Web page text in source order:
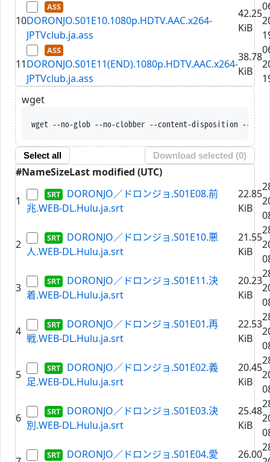
10DORONJO.S01E10.1080p.HDTV.AAC.x264-
JPTVclub.ja.ass
42.25
KiB
11DORONJO.S01E11(END).1080p.HDTV.AAC.x264-
JPTVclub.ja.ass
38.78
KiB
wget
wget --no-glob --no-clobber --content-disposition --trust-
Select all Download selected (0)
#NameSizeLast modified (UTC)
1
DORONJO／ドロンジョ.S01E08.前
兆.WEB-DL.Hulu.ja.srt
22.85
KiB
2
DORONJO／ドロンジョ.S01E10.悪
人.WEB-DL.Hulu.ja.srt
21.55
KiB
3
DORONJO／ドロンジョ.S01E11.決
着.WEB-DL.Hulu.ja.srt
20.23
KiB
4
DORONJO／ドロンジョ.S01E01.再
戦.WEB-DL.Hulu.ja.srt
22.53
KiB
5
DORONJO／ドロンジョ.S01E02.義
足.WEB-DL.Hulu.ja.srt
20.45
KiB
6
DORONJO／ドロンジョ.S01E03.決
別.WEB-DL.Hulu.ja.srt
25.48
KiB
DORONJO／ドロンジョ.S01E04.愛
26.00